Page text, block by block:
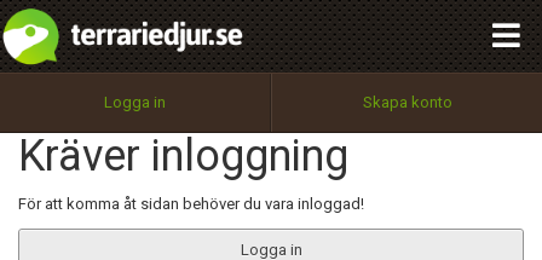
Logga in Skapa konto
Kräver inloggning
För att komma åt sidan behöver du vara inloggad!
Logga in
Utför
100%
OK
integritetspolicy
Namn:
Epost:
Begär nytt lösenord
Tillbaka till förstasidan